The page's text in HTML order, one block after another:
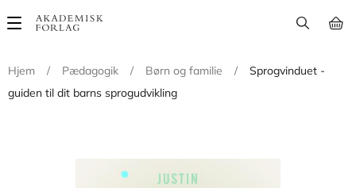
Main
Hjem
/ Pædagogik / Børn og familie /
Sprogvinduet -
guiden til dit barns sprogudvikling